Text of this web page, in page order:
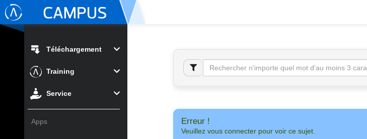
Téléchargement
Training
Service
Apps Erreur !
Veuillez vous connecter pour voir ce sujet.